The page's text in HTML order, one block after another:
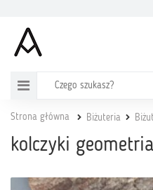
Strona główna Biżuteria
kolczyki